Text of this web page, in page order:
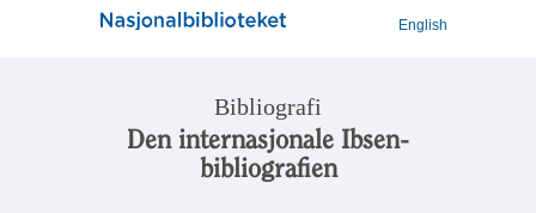
English
Bibliografi
Den internasjonale Ibsen-
bibliografien